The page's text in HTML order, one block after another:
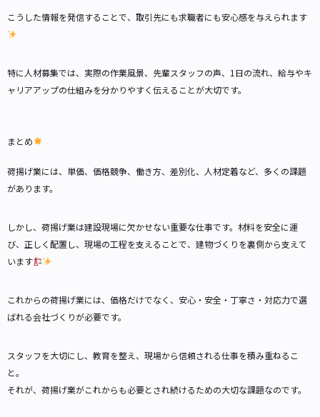
こうした情報を発信することで、取引先にも求職者にも安心感を与えられます
特に人材募集では、実際の作業風景、先輩スタッフの声、1日の流れ、給与やキ
ャリアアップの仕組みを分かりやすく伝えることが大切です。
まとめ
荷揚げ業には、単価、価格競争、働き方、差別化、人材定着など、多くの課題
があります。
しかし、荷揚げ業は建設現場に欠かせない重要な仕事です。材料を安全に運
び、正しく配置し、現場の工程を支えることで、建物づくりを裏側から支えて
います
これからの荷揚げ業には、価格だけでなく、安心・安全・丁寧さ・対応力で選
ばれる会社づくりが必要です。
スタッフを大切にし、教育を整え、現場から信頼される仕事を積み重ねるこ
と。
それが、荷揚げ業がこれからも必要とされ続けるための大切な課題なのです。